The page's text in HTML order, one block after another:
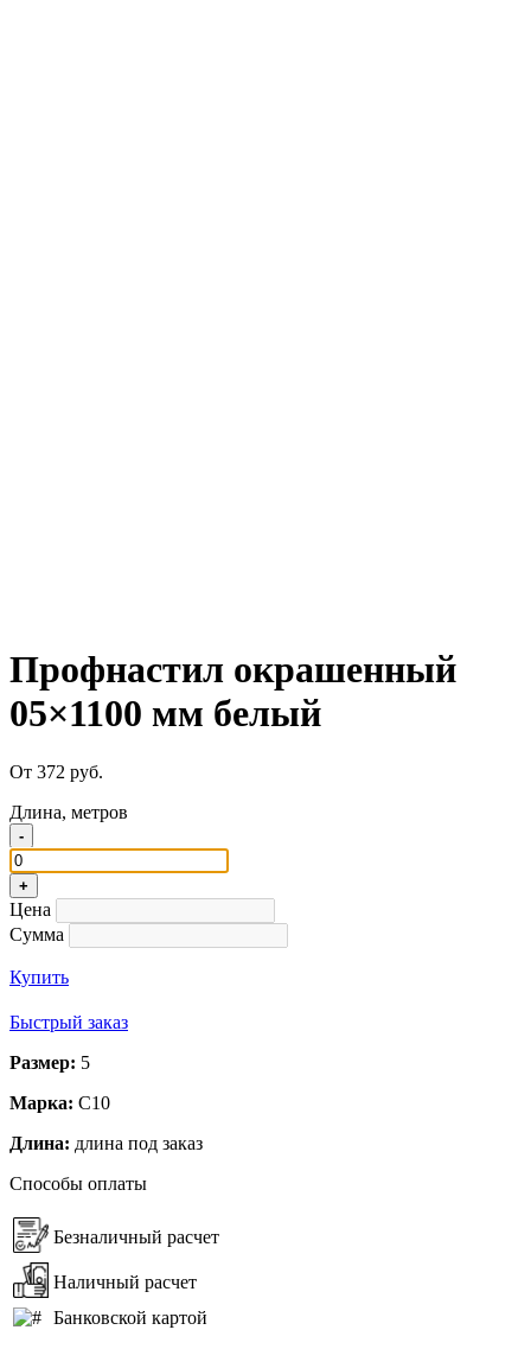
Профнастил окрашенный
05×1100 мм белый
От 372 руб.
Длина, метров
-
+
Цена
Сумма
Купить
Быстрый заказ
Размер: 5
Марка: С10
Длина: длина под заказ
Способы оплаты
Безналичный расчет
Наличный расчет
Банковской картой